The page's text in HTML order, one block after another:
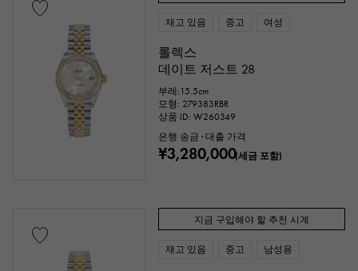
시계 재질
스테인레스 옐로우 골드 핑크 골드
화이트 골드 플래티넘
카본 세라믹
에버 로즈 골드 자리우무
다이아몬드
재고 있음 중고 여성
롤렉스
데이트 저스트 28
부레:15.5cm
모형: 279383RBR
상품 ID: W260349
은행 송금 · 대출 가격
¥3,280,000(세금 포함)
지금 구입해야 할 추천 시계
재고 있음 중고 남성용